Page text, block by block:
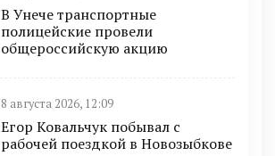
В Унече транспортные
полицейские провели
общероссийскую акцию
8 августа 2026, 12:09
Егор Ковальчук побывал с
рабочей поездкой в Новозыбкове